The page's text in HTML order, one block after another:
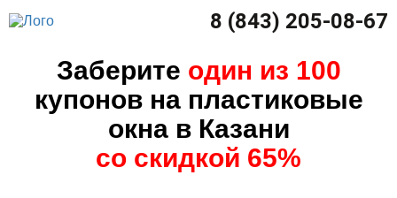
8 (843) 205-08-67
Заберите один из 100
купонов на пластиковые
окна в Казани
со скидкой 65%